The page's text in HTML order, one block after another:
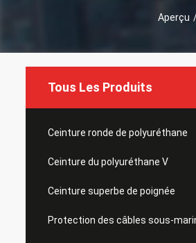
Aperçu
Tous Les Produits
Ceinture ronde de polyuréthane
Ceinture du polyuréthane V
Ceinture superbe de poignée
Protection des câbles sous-